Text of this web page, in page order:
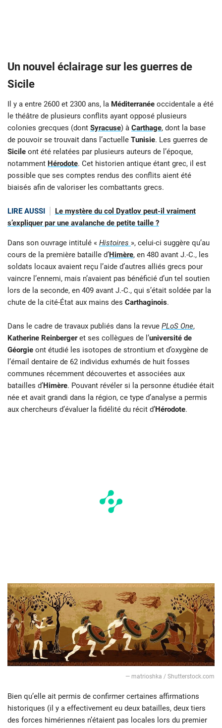
Un nouvel éclairage sur les guerres de
Sicile
Il y a entre 2600 et 2300 ans, la Méditerranée occidentale a été
le théâtre de plusieurs conflits ayant opposé plusieurs
colonies grecques (dont Syracuse) à Carthage, dont la base
de pouvoir se trouvait dans l’actuelle Tunisie. Les guerres de
Sicile ont été relatées par plusieurs auteurs de l’époque,
notamment Hérodote. Cet historien antique étant grec, il est
possible que ses comptes rendus des conflits aient été
biaisés afin de valoriser les combattants grecs.
LIRE AUSSI
Le mystère du col Dyatlov peut-il vraiment
s’expliquer par une avalanche de petite taille ?
Dans son ouvrage intitulé « Histoires », celui-ci suggère qu’au
cours de la première bataille d’Himère, en 480 avant J.-C., les
soldats locaux avaient reçu l’aide d’autres alliés grecs pour
vaincre l’ennemi, mais n’avaient pas bénéficié d’un tel soutien
lors de la seconde, en 409 avant J.-C., qui s’était soldée par la
chute de la cité-État aux mains des Carthaginois.
Dans le cadre de travaux publiés dans la revue PLoS One,
Katherine Reinbergeret ses collègues de l’université de
Géorgie ont étudié les isotopes de strontium et d’oxygène de
l’émail dentaire de 62 individus exhumés de huit fosses
communes récemment découvertes et associées aux
batailles d’Himère. Pouvant révéler si la personne étudiée était
née et avait grandi dans la région, ce type d’analyse a permis
aux chercheurs d’évaluer la fidélité du récit d’Hérodote.
— matrioshka / Shutterstock.com
Bien qu’elle ait permis de confirmer certaines affirmations
historiques (il y a effectivement eu deux batailles, deux tiers
des forces himériennes n’étaient pas locales lors du premier